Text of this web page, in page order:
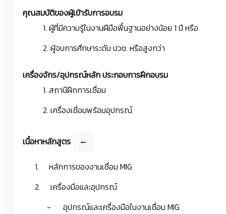
คุณสมบัติของผู้เข้ารับการอบรม
1. ผู้ที่มีความรู้ในงานฝีมือพื้นฐานอย่างน้อย 1 ปี หรือ
2. ผู้จบการศึกษาระดับ ปวช. หรือสูงกว่า
เครื่องจักร/อุปกรณ์หลัก ประกอบการฝึกอบรม
1. สถานีฝึกการเชื่อม
2. เครื่องเชื่อมพร้อมอุปกรณ์
เนื้อหาหลักสูตร
1. หลักการของงานเชื่อม MIG
2. เครื่องมือและอุปกรณ์
- อุปกรณ์และเครื่องมือในงานเชื่อม MIG